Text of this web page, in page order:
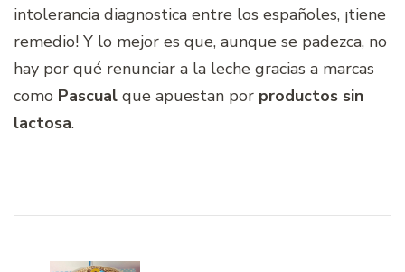
intolerancia diagnostica entre los españoles, ¡tiene
remedio! Y lo mejor es que, aunque se padezca, no
hay por qué renunciar a la leche gracias a marcas
como Pascual que apuestan por productos sin
lactosa.